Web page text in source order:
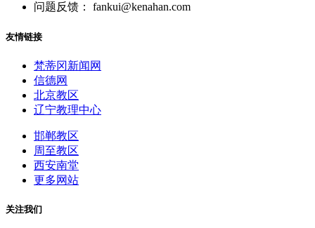
问题反馈： fankui@kenahan.com
友情链接
梵蒂冈新闻网
信德网
北京教区
辽宁教理中心
邯郸教区
周至教区
西安南堂
更多网站
关注我们